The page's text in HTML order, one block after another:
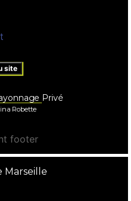
site
Privé
Robette
Marseille